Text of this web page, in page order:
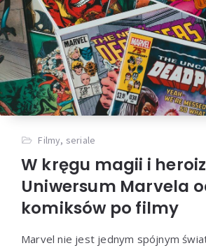
Filmy, seriale
W kręgu magii i
Uniwersum Marvela
komiksów po filmy
Marvel nie jest jednym spójnym